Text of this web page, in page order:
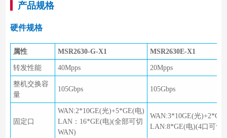
产品规格
硬件规格
属性 MSR2630-G-X1 MSR2630E-X1
转发性能 40Mpps 20Mpps
整机交换容
量
105Gbps 105Gbps
固定口
WAN:2*10GE(光)+5*GE(电)
LAN：16*GE(电)(全部可切
WAN)
WAN:3*10GE(光
LAN:8*GE(电)(4口可切